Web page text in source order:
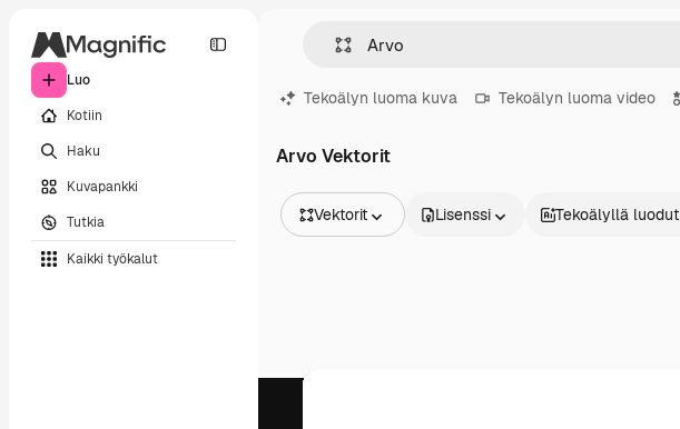
Luo
Kotiin
Haku
Kuvapankki
Tutkia
Kaikki työkalut
Tekoälyn luoma kuva Tekoälyn luoma video
Arvo Vektorit
Vektorit
Videot
Lisenssi Tekoälyllä luodut